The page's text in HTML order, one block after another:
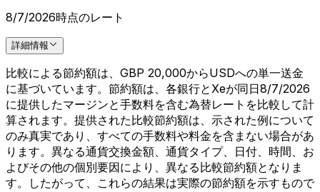
8/7/2026時点のレート
詳細情報
比較による節約額は、GBP 20,000からUSDへの単一送金
に基づいています。節約額は、各銀行とXeが同日8/7/2026
に提供したマージンと手数料を含む為替レートを比較して計
算されます。提供された比較節約額は、示された例について
のみ真実であり、すべての手数料や料金を含まない場合があ
ります。異なる通貨交換金額、通貨タイプ、日付、時間、お
よびその他の個別要因により、異なる比較節約額となりま
す。したがって、これらの結果は実際の節約額を示すもので